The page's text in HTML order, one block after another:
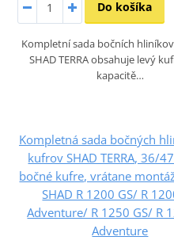
Do košíka
Kompletní sada bočních
SHAD TERRA obsahuje levý
kapacitě…
Kompletná sada bočných
kufrov SHAD TERRA, 36/
bočné kufre, vrátane
SHAD R 1200 GS/ R
Adventure/ R 1250 GS/ R
Adventure